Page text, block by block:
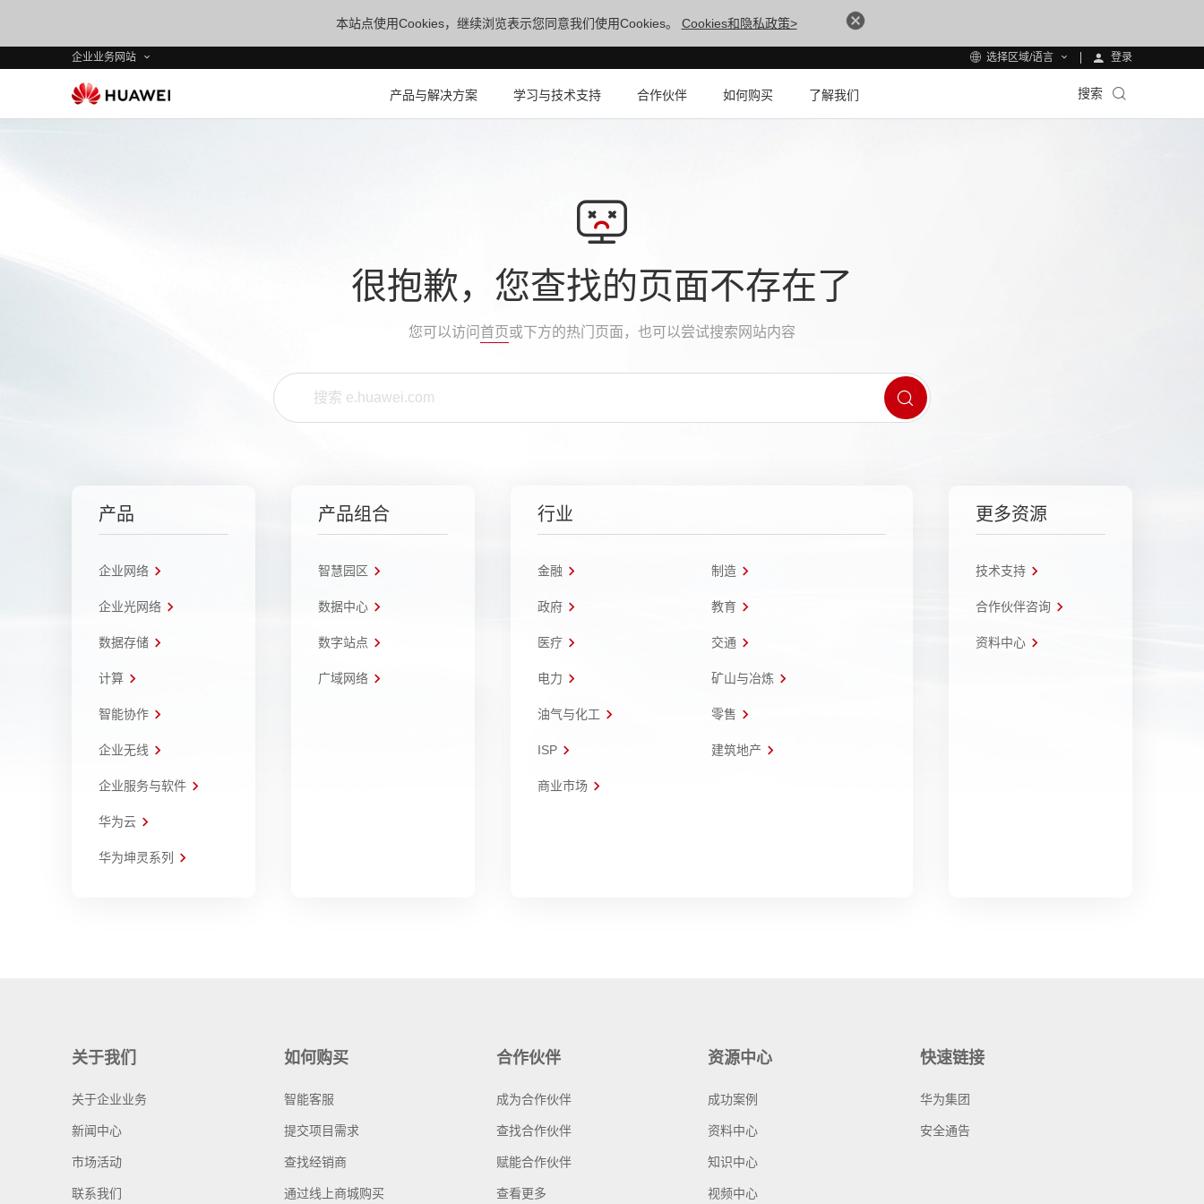
本站点使用Cookies，继续浏览表示您同意我们使用Cookies。 Cookies和隐私政策>
企业业务网站 选择区域/语言 登录
产品与解决方案 学习与技术支持 合作伙伴 如何购买 了解我们 搜索
很抱歉，您查找的页面不存在了
您可以访问 首页或下方的热门页面，也可以尝试搜索网站内容
产品
企业网络
企业光网络
数据存储
计算
智能协作
企业无线
企业服务与软件
华为云
华为坤灵系列
产品组合
智慧园区
数据中心
数字站点
广域网络
行业
金融 制造
政府 教育
医疗 交通
电力 矿山与冶炼
油气与化工 零售
ISP 建筑地产
商业市场
更多资源
技术支持
合作伙伴咨询
资料中心
关于我们
关于企业业务
新闻中心
市场活动
联系我们
如何购买
智能客服
提交项目需求
查找经销商
通过线上商城购买
合作伙伴
成为合作伙伴
查找合作伙伴
赋能合作伙伴
查看更多
资源中心
成功案例
资料中心
知识中心
视频中心
快速链接
华为集团
安全通告